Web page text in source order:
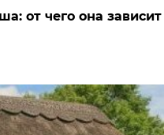
от чего она зависит